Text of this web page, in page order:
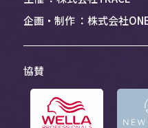
企画・制作 ：株式会社
協賛